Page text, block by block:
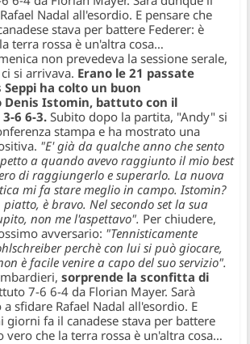
Nadal all'esordio. E pensare che
stava per battere Federer: è
terra rossa è un'altra cosa…
non prevedeva la sessione serale,
si arrivava. Erano le 21 passate
ha colto un buon
Denis Istomin, battuto con il
6 6-3. Subito dopo la partita, "Andy" si
stampa e ha mostrato una
"E' già da qualche anno che sento
a quando avevo raggiunto il mio best
di raggiungerlo e superarlo. La nuova
mi fa stare meglio in campo. Istomin?
piatto, è bravo. Nel secondo set la sua
non me l'aspettavo". Per chiudere,
avversario: "Tennisticamente
perchè con lui si può giocare,
è facile venire a capo del suo servizio".
sorprende la sconfitta di
7-6 6-4 da Florian Mayer. Sarà
sfidare Rafael Nadal all'esordio. E
giorni fa il canadese stava per battere
vero che la terra rossa è un'altra cosa…